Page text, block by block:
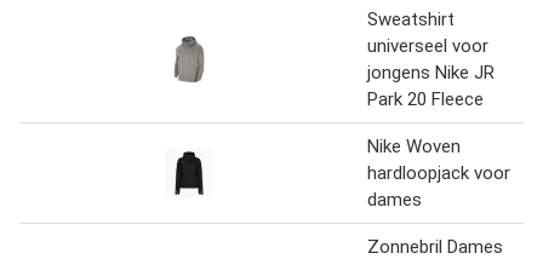
Sweatshirt
universeel voor
jongens Nike JR
Park 20 Fleece
Nike Woven
hardloopjack voor
dames
Zonnebril Dames